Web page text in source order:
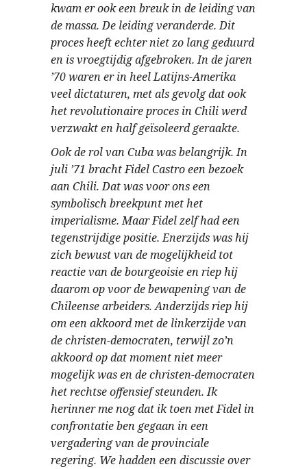
kwam er ook een breuk in de leiding van
de massa. De leiding veranderde. Dit
proces heeft echter niet zo lang geduurd
en is vroegtijdig afgebroken. In de jaren
’70 waren er in heel Latijns-Amerika
veel dictaturen, met als gevolg dat ook
het revolutionaire proces in Chili werd
verzwakt en half geïsoleerd geraakte.
Ook de rol van Cuba was belangrijk. In
juli ’71 bracht Fidel Castro een bezoek
aan Chili. Dat was voor ons een
symbolisch breekpunt met het
imperialisme. Maar Fidel zelf had een
tegenstrijdige positie. Enerzijds was hij
zich bewust van de mogelijkheid tot
reactie van de bourgeoisie en riep hij
daarom op voor de bewapening van de
Chileense arbeiders. Anderzijds riep hij
om een akkoord met de linkerzijde van
de christen-democraten, terwijl zo’n
akkoord op dat moment niet meer
mogelijk was en de christen-democraten
het rechtse offensief steunden. Ik
herinner me nog dat ik toen met Fidel in
confrontatie ben gegaan in een
vergadering van de provinciale
regering. We hadden een discussie over